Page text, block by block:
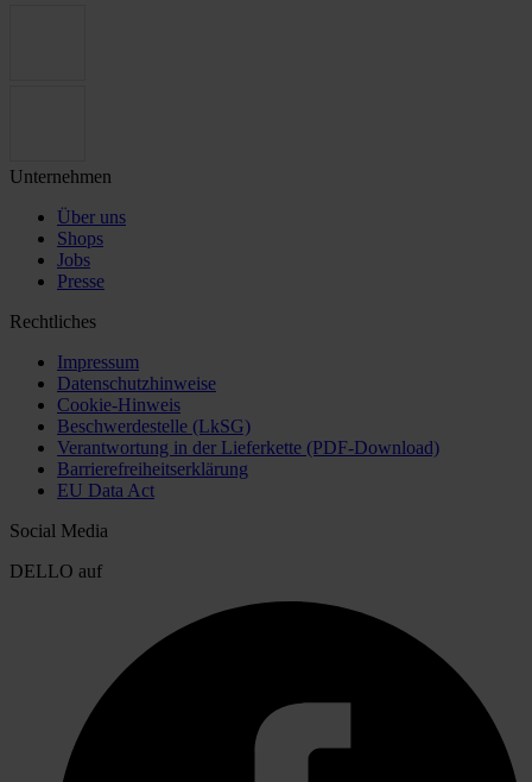
Unternehmen
Über uns
Shops
Jobs
Presse
Rechtliches
Impressum
Datenschutzhinweise
Cookie-Hinweis
Beschwerdestelle (LkSG)
Verantwortung in der Lieferkette (PDF-Download)
Barrierefreiheitserklärung
EU Data Act
Social Media
DELLO auf